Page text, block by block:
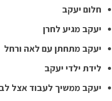
חלום יעקב
יעקב מגיע לחרן
יעקב מתחתן עם לאה ורחל
לידת ילדי יעקב
יעקב ממשיך לעבוד אצל